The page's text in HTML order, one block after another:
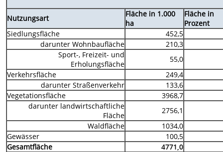
Nutzungsart
Fläche in 1.000
ha
Fläche in
Prozent
Siedlungsfläche
452,5
darunter Wohnbaufläche
210,3
Sport-, Freizeit- und
Erholungsfläche
55,0
Verkehrsfläche
249,4
darunter Straßenverkehr
133,6
Vegetationsfläche
3968,7
darunter landwirtschaftliche
Fläche
2756,1
Waldfläche
1034,0
Gewässer
100,5
Gesamtfläche
4771,0